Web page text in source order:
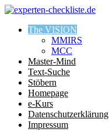
The VISION
MMIRS
MCC
Master-Mind
Text-Suche
Stöbern
Homepage
e-Kurs
Datenschutzerklärung
Impressum